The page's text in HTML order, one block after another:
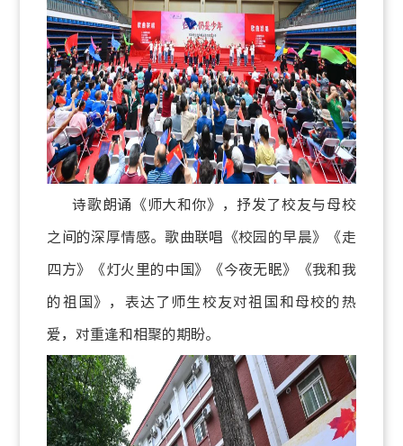
诗歌朗诵《师大和你》，抒发了校友与母校
之间的深厚情感。歌曲联唱《校园的早晨》《走
四方》《灯火里的中国》《今夜无眠》《我和我
的祖国》，表达了师生校友对祖国和母校的热
爱，对重逢和相聚的期盼。